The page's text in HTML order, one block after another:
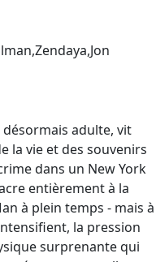
désormais adulte, vit
la vie et des souvenirs
dans un New York
entièrement à la
à plein temps - mais à
la pression
surprenante qui